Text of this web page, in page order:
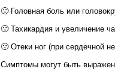
🙁 Головная боль или
🙁 Тахикардия и увеличение
🙁 Отеки ног (при сердечной
Симптомы могут быть